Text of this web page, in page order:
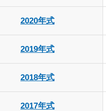
2020年式
2019年式
2018年式
2017年式